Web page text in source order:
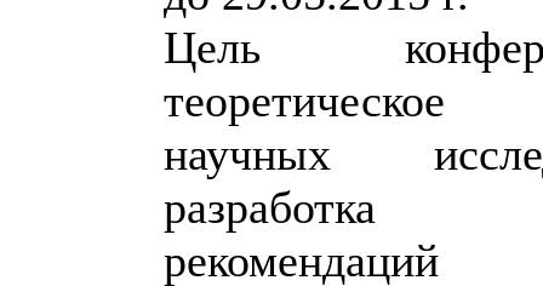
Цель
научных
разработка